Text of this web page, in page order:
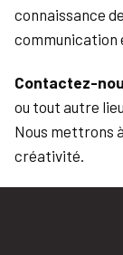
connaissance
communication
Contactez-
ou tout autre
Nous mettrons
créativité.